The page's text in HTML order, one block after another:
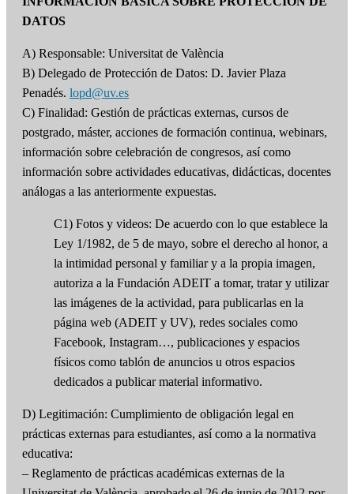
DATOS
A) Responsable: Universitat de València
B) Delegado de Protección de Datos: D. Javier Plaza
Penadés. lopd@uv.es
C) Finalidad: Gestión de prácticas externas, cursos de
postgrado, máster, acciones de formación continua, webinars,
información sobre celebración de congresos, así como
información sobre actividades educativas, didácticas, docentes
análogas a las anteriormente expuestas.
C1) Fotos y videos: De acuerdo con lo que establece la
Ley 1/1982, de 5 de mayo, sobre el derecho al honor, a
la intimidad personal y familiar y a la propia imagen,
autoriza a la Fundación ADEIT a tomar, tratar y utilizar
las imágenes de la actividad, para publicarlas en la
página web (ADEIT y UV), redes sociales como
Facebook, Instagram…, publicaciones y espacios
físicos como tablón de anuncios u otros espacios
dedicados a publicar material informativo.
D) Legitimación: Cumplimiento de obligación legal en
prácticas externas para estudiantes, así como a la normativa
educativa:
– Reglamento de prácticas académicas externas de la